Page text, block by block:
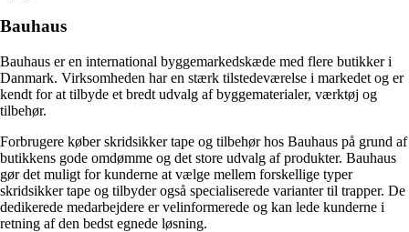
Bauhaus
Bauhaus er en international byggemarkedskæde med flere butikker i
Danmark. Virksomheden har en stærk tilstedeværelse i markedet og er
kendt for at tilbyde et bredt udvalg af byggematerialer, værktøj og
tilbehør.
Forbrugere køber skridsikker tape og tilbehør hos Bauhaus på grund af
butikkens gode omdømme og det store udvalg af produkter. Bauhaus
gør det muligt for kunderne at vælge mellem forskellige typer
skridsikker tape og tilbyder også specialiserede varianter til trapper. De
dedikerede medarbejdere er velinformerede og kan lede kunderne i
retning af den bedst egnede løsning.